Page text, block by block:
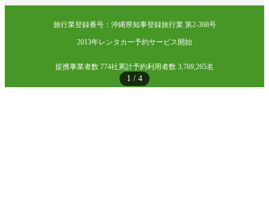
1 / 4
旅行業登録番号：沖縄県知事登録旅行業 第2-368号
2013年レンタカー予約サービス開始
提携事業者数 774社累計予約利用者数 3,769,265名